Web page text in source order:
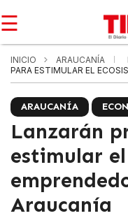
☰
INICIO ARAUCANÍA
PARA ESTIMULAR EL
ARAUCANÍA
Lanzarán
estimular
Araucanía